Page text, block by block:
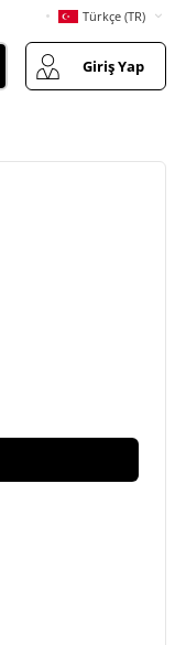
Türkçe (TR)
Giriş Yap